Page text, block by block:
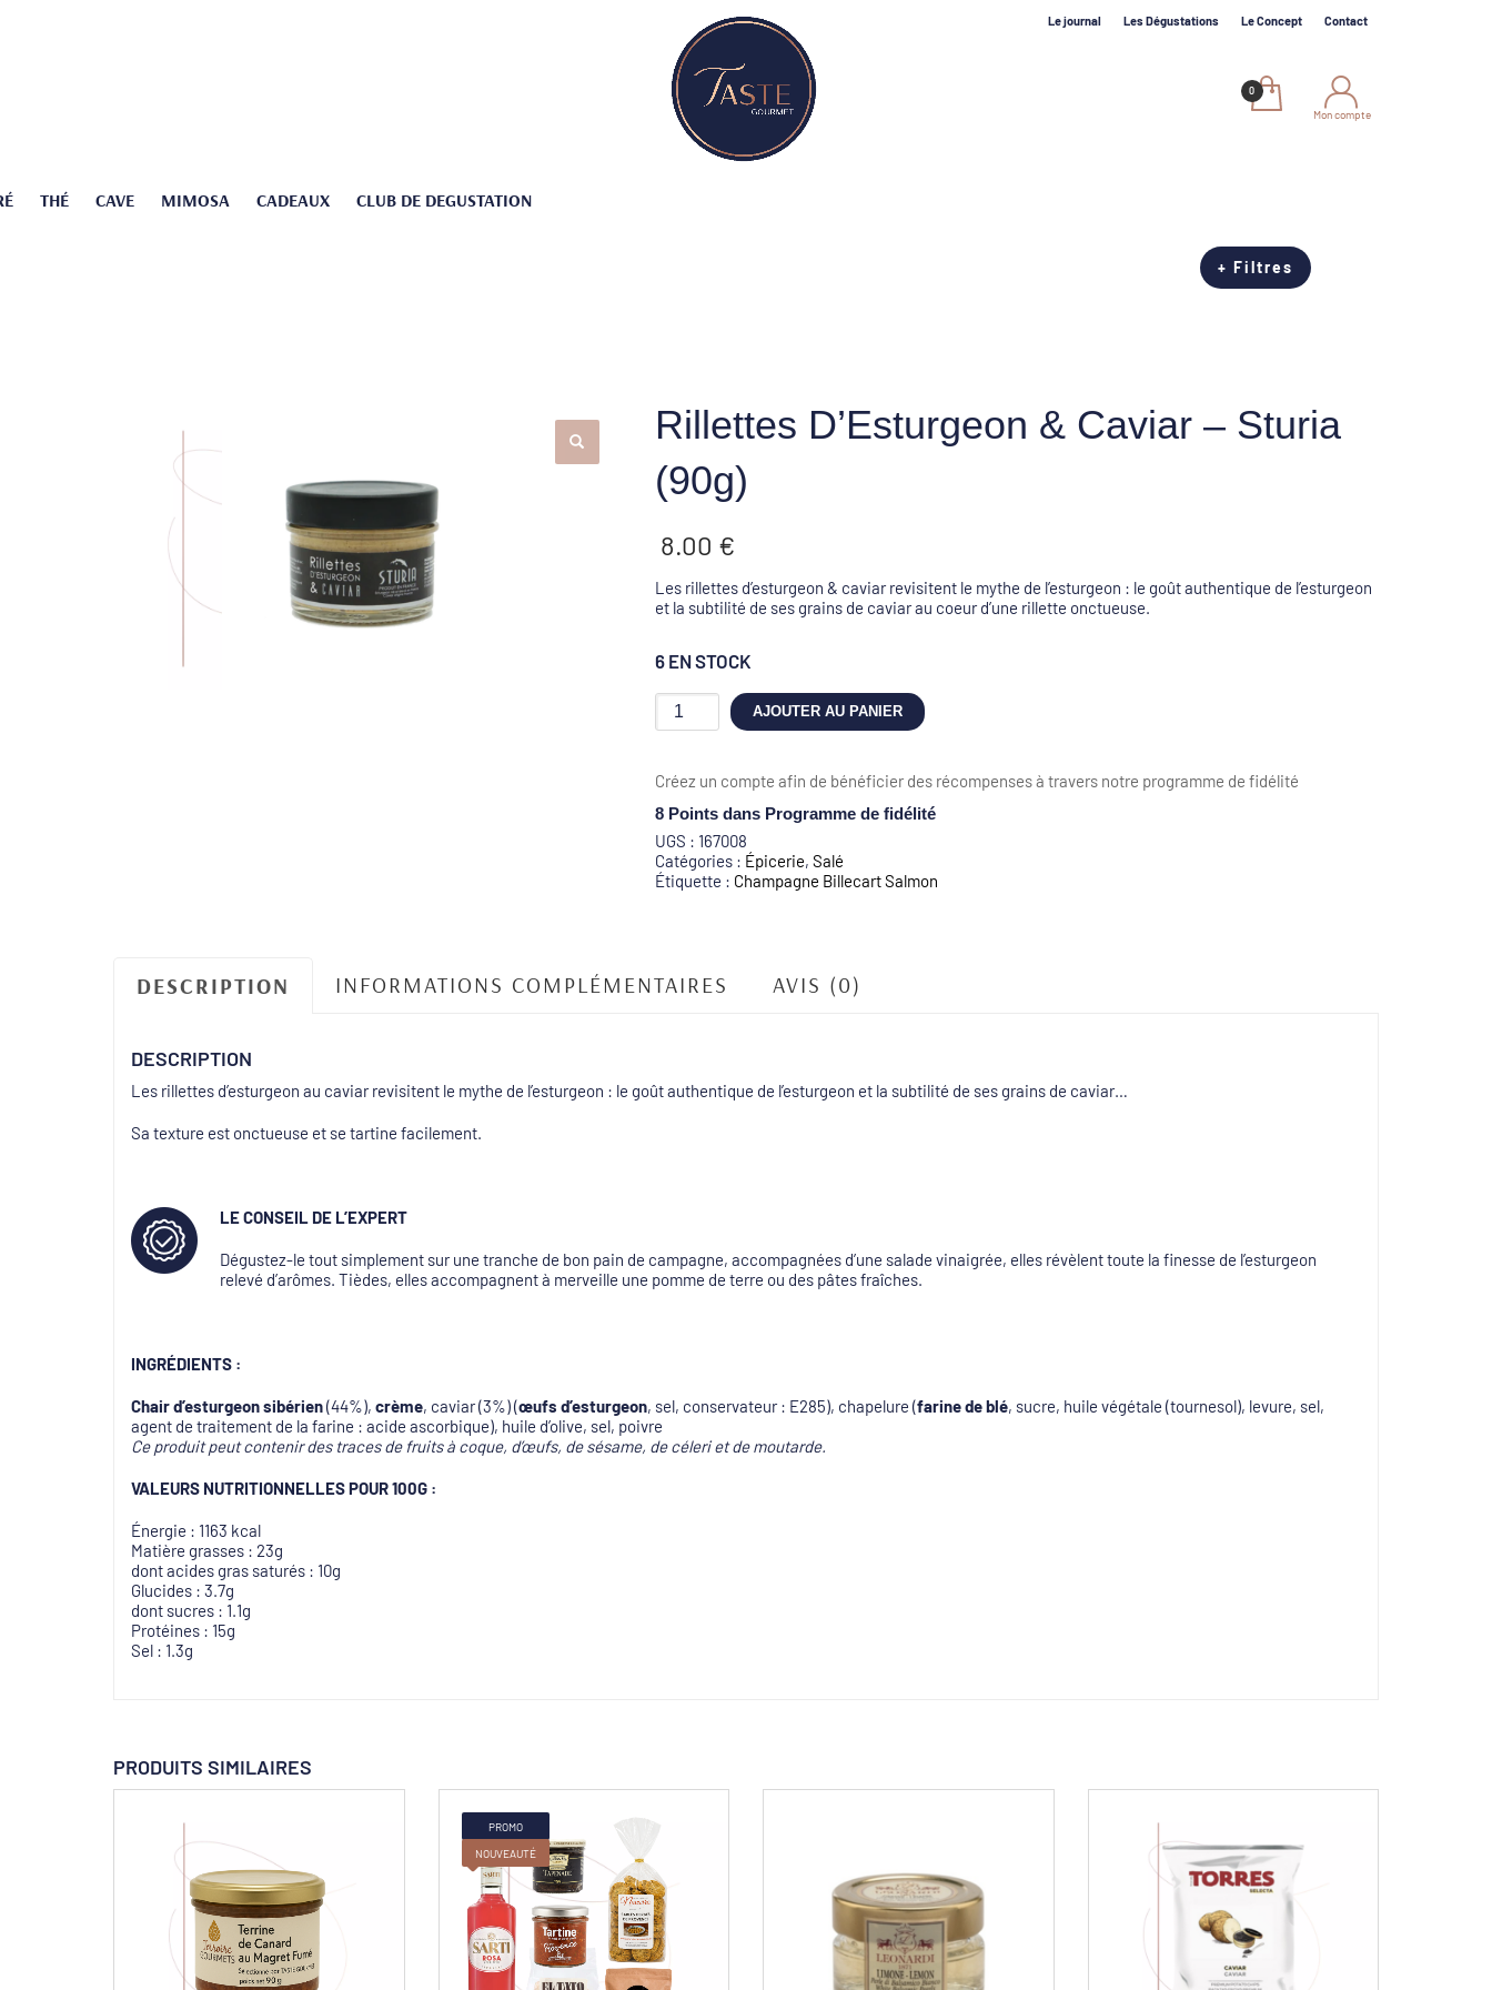
Le journal Les Dégustations Le Concept Contact
THÉ CAVE MIMOSA CADEAUX CLUB DE DEGUSTATION
Mon compte
+ Filtres
Rillettes D’Esturgeon & Caviar – Sturia
(90g)
8.00 €
Les rillettes d’esturgeon & caviar revisitent le mythe de l’esturgeon : le goût authentique de l’esturgeon
et la subtilité de ses grains de caviar au coeur d’une rillette onctueuse.
6 EN STOCK
quantité
&
-
Sturia
(90g)
AJOUTER AU PANIER
Créez un compte afin de bénéficier des récompenses à travers notre programme de fidélité
8 Pointsdans Programme de fidélité
UGS : 167008
Catégories : Épicerie, Salé
Étiquette : Champagne Billecart Salmon
DESCRIPTION INFORMATIONS COMPLÉMENTAIRES AVIS (0)
DESCRIPTION
Les rillettes d’esturgeon au caviar revisitent le mythe de l’esturgeon : le goût authentique de l’esturgeon et la subtilité de ses grains de caviar…
Sa texture est onctueuse et se tartine facilement.
LE CONSEIL DE L’EXPERT
Dégustez-le tout simplement sur une tranche de bon pain de campagne, accompagnées d’une salade vinaigrée, elles révèlent toute la finesse de l’esturgeon
relevé d’arômes. Tièdes, elles accompagnent à merveille une pomme de terre ou des pâtes fraîches.
INGRÉDIENTS :
Chair d’esturgeon sibérien(44%), crème, caviar (3%) (œufs d’esturgeon, sel, conservateur : E285), chapelure (farine de blé, sucre, huile végétale (tournesol), levure, sel,
agent de traitement de la farine : acide ascorbique), huile d’olive, sel, poivre
Ce produit peut contenir des traces de fruits à coque, d’œufs, de sésame, de céleri et de moutarde.
VALEURS NUTRITIONNELLESPOUR 100G :
Énergie : 1163 kcal
Matière grasses : 23g
dont acides gras saturés : 10g
Glucides : 3.7g
dont sucres : 1.1g
Protéines : 15g
Sel : 1.3g
PRODUITS SIMILAIRES
PROMO
NOUVEAUTÉ